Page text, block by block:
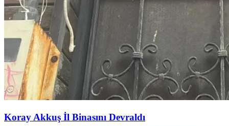
Koray Akkuş İl Binasını Devraldı